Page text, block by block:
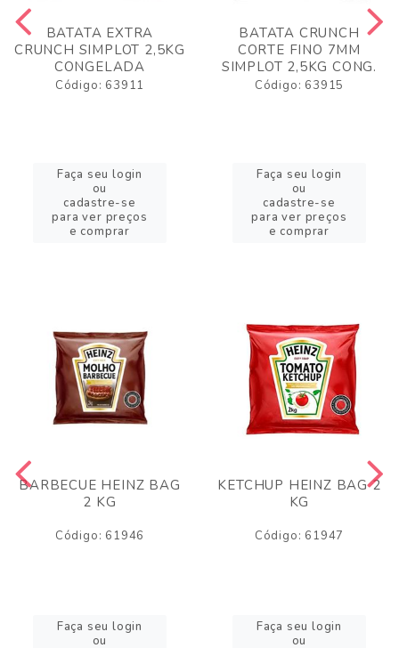
BATATA EXTRA
CRUNCH SIMPLOT 2,5KG
CONGELADA
Código: 63911
Faça seu login
ou
cadastre-se
para ver preços
e comprar
BATATA CRUNCH
CORTE FINO 7MM
SIMPLOT 2,5KG CONG.
Código: 63915
Faça seu login
ou
cadastre-se
para ver preços
e comprar
BARBECUE HEINZ BAG
2 KG
Código: 61946
Faça seu login
ou
KETCHUP HEINZ BAG 2
KG
Código: 61947
Faça seu login
ou